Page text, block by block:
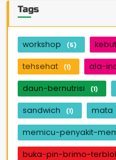
Tags
workshop (5)
tehsehat (1) ala-
daun-bernutrisi (1)
sandwich (1) mata
memicu-penyakit-
buka-pin-brimo-